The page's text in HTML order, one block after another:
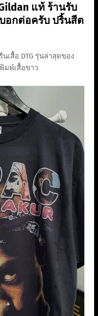
แท้ ร้านรับ
อกต่อครับ ปริ้นสีต
เสื้อ DTG รุ่นล่าสุดของ
มพ์เสื้อขาว